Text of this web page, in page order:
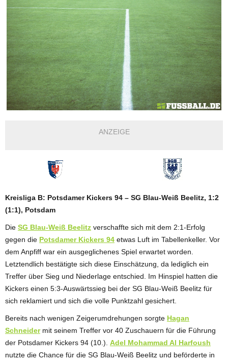
ANZEIGE
Kreisliga B: Potsdamer Kickers 94 – SG Blau-Weiß Beelitz, 1:2
(1:1), Potsdam
Die SG Blau-Weiß Beelitz verschaffte sich mit dem 2:1-Erfolg
gegen die Potsdamer Kickers 94 etwas Luft im Tabellenkeller. Vor
dem Anpfiff war ein ausgeglichenes Spiel erwartet worden.
Letztendlich bestätigte sich diese Einschätzung, da lediglich ein
Treffer über Sieg und Niederlage entschied. Im Hinspiel hatten die
Kickers einen 5:3-Auswärtssieg bei der SG Blau-Weiß Beelitz für
sich reklamiert und sich die volle Punktzahl gesichert.
Bereits nach wenigen Zeigerumdrehungen sorgte Hagan
Schneidermit seinem Treffer vor 40 Zuschauern für die Führung
der Potsdamer Kickers 94 (10.). Adel Mohammad Al Harfoush
nutzte die Chance für die SG Blau-Weiß Beelitz und beförderte in